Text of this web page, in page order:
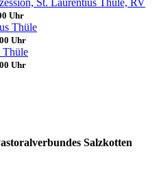
St. Laurentius Thüle, RV
Uhr
Thüle
Uhr
Thüle
Uhr
Salzkotten